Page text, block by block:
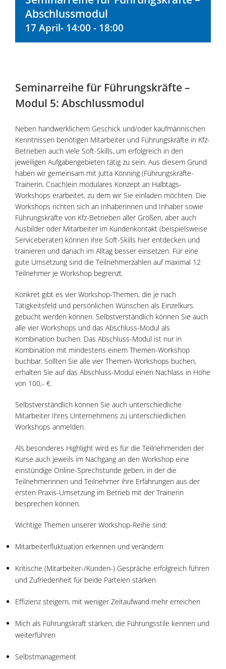
Abschlussmodul
17 April- 14:00 - 18:00
Seminarreihe für Führungskräfte –
Modul 5: Abschlussmodul
Neben handwerklichem Geschick und/oder kaufmännischen
Kenntnissen benötigen Mitarbeiter und Führungskräfte in Kfz-
Betrieben auch viele Soft-Skills, um erfolgreich in den
jeweiligen Aufgabengebieten tätig zu sein. Aus diesem Grund
haben wir gemeinsam mit Jutta Könning (Führungskräfte-
Trainerin, Coach)ein modulares Konzept an Halbtags-
Workshops erarbeitet, zu dem wir Sie einladen möchten. Die
Workshops richten sich an Inhaberinnen und Inhaber sowie
Führungskräfte von Kfz-Betrieben aller Größen, aber auch
Ausbilder oder Mitarbeiter im Kundenkontakt (beispielsweise
Serviceberater) können ihre Soft-Skills hier entdecken und
trainieren und danach im Alltag besser einsetzen. Für eine
gute Umsetzung sind die Teilnehmerzahlen auf maximal 12
Teilnehmer je Workshop begrenzt.
Konkret gibt es vier Workshop-Themen, die je nach
Tätigkeitsfeld und persönlichen Wünschen als Einzelkurs
gebucht werden können. Selbstverständlich können Sie auch
alle vier Workshops und das Abschluss-Modul als
Kombination buchen. Das Abschluss-Modul ist nur in
Kombination mit mindestens einem Themen-Workshop
buchbar. Sollten Sie alle vier Themen-Workshops buchen,
erhalten Sie auf das Abschluss-Modul einen Nachlass in Höhe
von 100,- €.
Selbstverständlich können Sie auch unterschiedliche
Mitarbeiter Ihres Unternehmens zu unterschiedlichen
Workshops anmelden.
Als besonderes Highlight wird es für die Teilnehmenden der
Kurse auch jeweils im Nachgang an den Workshop eine
einstündige Online-Sprechstunde geben, in der die
Teilnehmerinnen und Teilnehmer ihre Erfahrungen aus der
ersten Praxis-Umsetzung im Betrieb mit der Trainerin
besprechen können.
Wichtige Themen unserer Workshop-Reihe sind:
Mitarbeiterfluktuation erkennen und verändern
Kritische (Mitarbeiter-/Kunden-) Gespräche erfolgreich führen
und Zufriedenheit für beide Parteien stärken
Effizienz steigern, mit weniger Zeitaufwand mehr erreichen
Mich als Führungskraft stärken, die Führungsstile kennen und
weiterführen
Selbstmanagement